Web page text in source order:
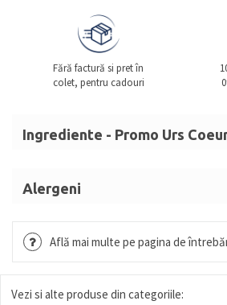
Fără factură si pret în
colet, pentru cadouri
Ingrediente - Promo Urs
cacao, emulsifiant lecitină, aromă
CONȚINE URME DE SOIA
cuLAPTE(cacao solidă min. 33%,
Se păstrează la loc uscat și
Alergeni
Află mai multe pe pagina de
Vezi si alte produse din categoriile: